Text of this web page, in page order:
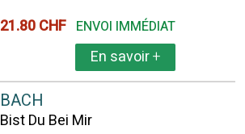
21.80 CHF ENVOI IMMÉDIAT
En savoir+
BACH
Bist Du Bei Mir